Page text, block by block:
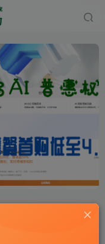
+ 案例分析，解